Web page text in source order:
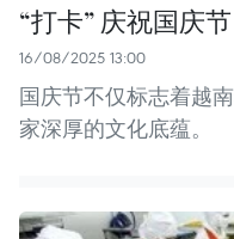
“打卡” 庆祝国庆节
16/08/2025 13:00
国庆节不仅标志着越
家深厚的文化底蕴。